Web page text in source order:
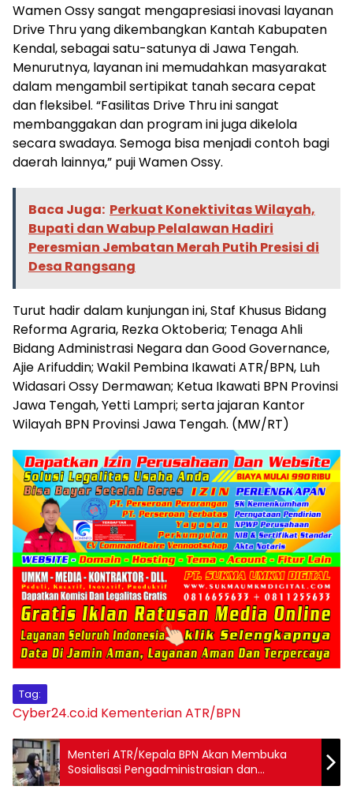
Wamen Ossy sangat mengapresiasi inovasi layanan
Drive Thru yang dikembangkan Kantah Kabupaten
Kendal, sebagai satu-satunya di Jawa Tengah.
Menurutnya, layanan ini memudahkan masyarakat
dalam mengambil sertipikat tanah secara cepat
dan fleksibel. “Fasilitas Drive Thru ini sangat
membanggakan dan program ini juga dikelola
secara swadaya. Semoga bisa menjadi contoh bagi
daerah lainnya,” puji Wamen Ossy.
Baca Juga: Perkuat Konektivitas Wilayah,
Bupati dan Wabup Pelalawan Hadiri
Peresmian Jembatan Merah Putih Presisi di
Desa Rangsang
Turut hadir dalam kunjungan ini, Staf Khusus Bidang
Reforma Agraria, Rezka Oktoberia; Tenaga Ahli
Bidang Administrasi Negara dan Good Governance,
Ajie Arifuddin; Wakil Pembina Ikawati ATR/BPN, Luh
Widasari Ossy Dermawan; Ketua Ikawati BPN Provinsi
Jawa Tengah, Yetti Lampri; serta jajaran Kantor
Wilayah BPN Provinsi Jawa Tengah. (MW/RT)
Tag:
Cyber24.co.id Kementerian ATR/BPN
Menteri ATR/Kepala BPN Akan Membuka
Sosialisasi Pengadministrasian dan
Pendaftaran Tanah Ulayat di Sumatera